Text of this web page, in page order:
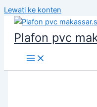
Lewati ke konten
Plafon pvc